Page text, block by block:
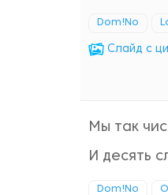
Dom!No
Cлайд с
Мы так
И десять
Dom!No